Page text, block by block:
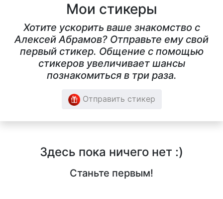
Мои стикеры
Хотите ускорить ваше знакомство с
Алексей Абрамов? Отправьте ему свой
первый стикер. Общение с помощью
стикеров увеличивает шансы
познакомиться в три раза.
Отправить стикер
Здесь пока ничего нет :)
Станьте первым!